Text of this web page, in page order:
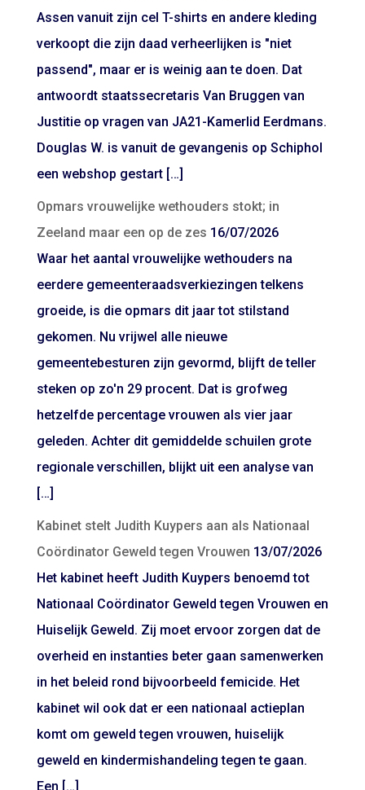
Assen vanuit zijn cel T-shirts en andere kleding
verkoopt die zijn daad verheerlijken is "niet
passend", maar er is weinig aan te doen. Dat
antwoordt staatssecretaris Van Bruggen van
Justitie op vragen van JA21-Kamerlid Eerdmans.
Douglas W. is vanuit de gevangenis op Schiphol
een webshop gestart […]
Opmars vrouwelijke wethouders stokt; in
Zeeland maar een op de zes 16/07/2026
Waar het aantal vrouwelijke wethouders na
eerdere gemeenteraadsverkiezingen telkens
groeide, is die opmars dit jaar tot stilstand
gekomen. Nu vrijwel alle nieuwe
gemeentebesturen zijn gevormd, blijft de teller
steken op zo'n 29 procent. Dat is grofweg
hetzelfde percentage vrouwen als vier jaar
geleden. Achter dit gemiddelde schuilen grote
regionale verschillen, blijkt uit een analyse van
[…]
Kabinet stelt Judith Kuypers aan als Nationaal
Coördinator Geweld tegen Vrouwen 13/07/2026
Het kabinet heeft Judith Kuypers benoemd tot
Nationaal Coördinator Geweld tegen Vrouwen en
Huiselijk Geweld. Zij moet ervoor zorgen dat de
overheid en instanties beter gaan samenwerken
in het beleid rond bijvoorbeeld femicide. Het
kabinet wil ook dat er een nationaal actieplan
komt om geweld tegen vrouwen, huiselijk
geweld en kindermishandeling tegen te gaan.
Een […]